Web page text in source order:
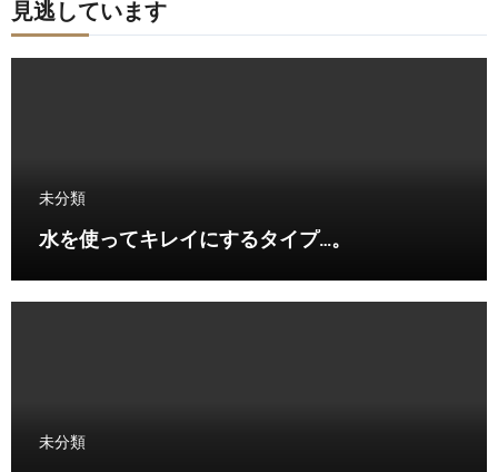
見逃しています
未分類
水を使ってキレイにするタイプ…。
未分類